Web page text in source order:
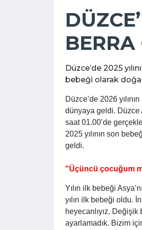
Düzce’de 2025
bebeği olarak
Düzce’de 2026
dünyaya geldi. Düzce
saat 01.00’de
2025 yılının son
geldi.
"Üçüncü çocuğum
Yılın ilk bebeği
yılın ilk bebeği oldu.
heyecanlıyız. Değişik
ayarlamadık. Bizim